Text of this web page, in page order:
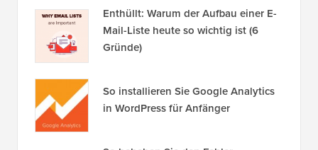
Enthüllt: Warum der Aufbau einer E-
Mail-Liste heute so wichtig ist (6
Gründe)
So installieren Sie Google Analytics
in WordPress für Anfänger